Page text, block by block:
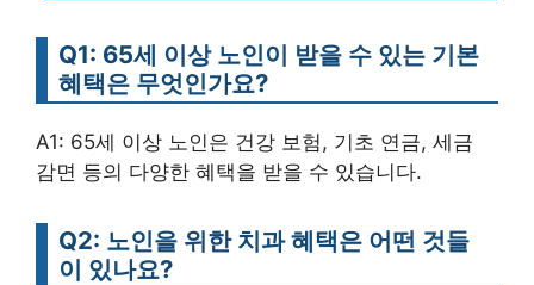
Q1: 65세 이상 노인이 받을 수 있는 기본
혜택은 무엇인가요?
A1: 65세 이상 노인은 건강 보험, 기초 연금, 세금
감면 등의 다양한 혜택을 받을 수 있습니다.
Q2: 노인을 위한 치과 혜택은 어떤 것들
이 있나요?